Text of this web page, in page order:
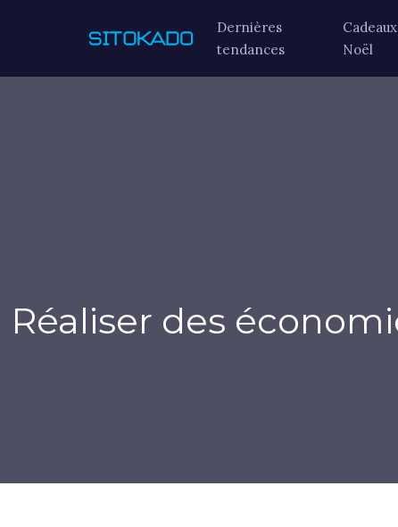
Dernières
tendances
Cadeaux
Noël
Réaliser des